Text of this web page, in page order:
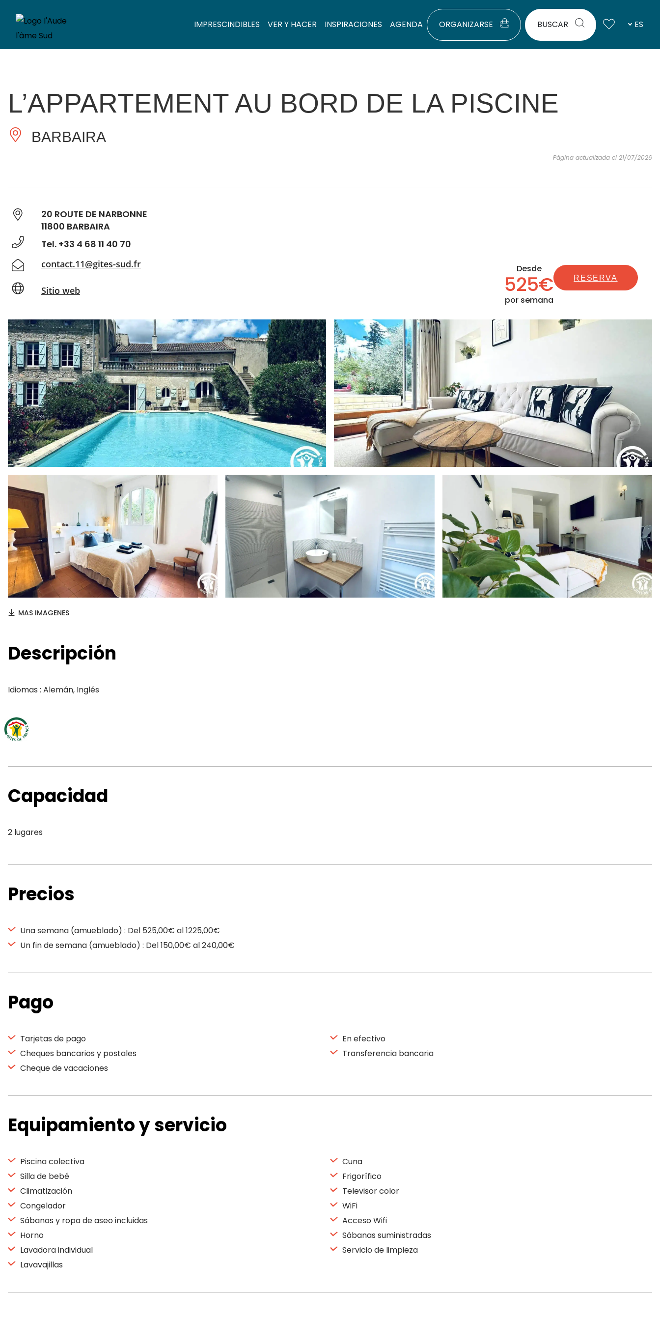
IMPRESCINDIBLES VER Y HACER INSPIRACIONES AGENDA ORGANIZARSE BUSCAR ES
L’APPARTEMENT AU BORD DE LA PISCINE
BARBAIRA
Página actualizada el 21/07/2026
20 ROUTE DE NARBONNE
11800 BARBAIRA
Tel. +33 4 68 11 40 70
contact.11@gites-sud.fr
Sitio web
Desde
525€
por semana
RESERVA
MAS IMAGENES
Descripción
Idiomas : Alemán, Inglés
Capacidad
2 lugares
Precios
Una semana (amueblado) : Del 525,00€ al 1225,00€
Un fin de semana (amueblado) : Del 150,00€ al 240,00€
Pago
Tarjetas de pago
Cheques bancarios y postales
Cheque de vacaciones
En efectivo
Transferencia bancaria
Equipamiento y servicio
Piscina colectiva
Silla de bebé
Climatización
Congelador
Sábanas y ropa de aseo incluidas
Horno
Lavadora individual
Lavavajillas
Cuna
Frigorífico
Televisor color
WiFi
Acceso Wifi
Sábanas suministradas
Servicio de limpieza